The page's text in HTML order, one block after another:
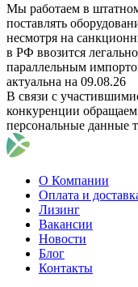
Мы работаем в
поставлять
несмотря на
в РФ ввозится
параллельным
актуальна на 09.08.26
В связи с
конкуренции
персональные данные
О Компании
Оплата и
Лизинг
Вакансии
Новости
Блог
Контакты